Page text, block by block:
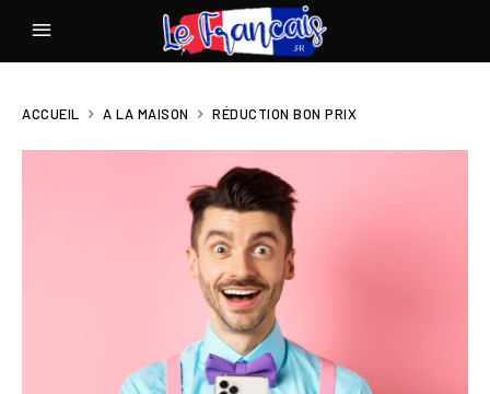
ACCUEIL A LA MAISON RÉDUCTION BON PRIX